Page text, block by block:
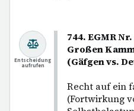
744. EGMR Nr.
Großen
(Gäfgen vs.
Recht auf ein
(Fortwirkung
Entscheidung
aufrufen